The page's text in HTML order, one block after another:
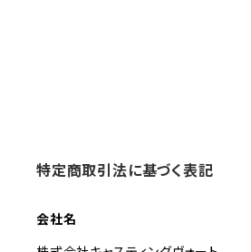
特定商取引法に基づく表記
会社名